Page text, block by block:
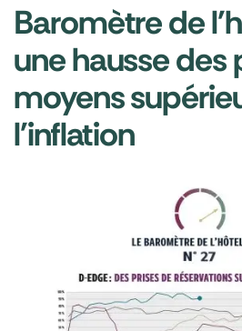
Baromètre de
une hausse des
moyens
l'inflation